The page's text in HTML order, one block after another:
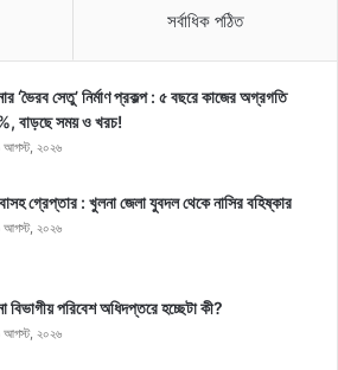
সর্বাধিক পঠিত
‘ভৈরব সেতু’ নির্মাণ প্রকল্প : ৫ বছরে কাজের অগ্রগতি
বাড়ছে সময় ও খরচ!
আগস্ট, ২০২৬
গ্রেপ্তার : খুলনা জেলা যুবদল থেকে নাসির বহিষ্কার
আগস্ট, ২০২৬
বিভাগীয় পরিবেশ অধিদপ্তরে হচ্ছেটা কী?
আগস্ট, ২০২৬